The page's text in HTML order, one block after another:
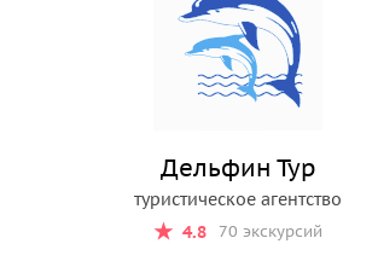
Увидеть главные
На лодочной прогулке по реке
Затем экскурсия продолжится
Финальная часть программы —
тайским шоу. Это идеальное
Дельфин Тур
туристическое агентство
4.8
70 экскурсий